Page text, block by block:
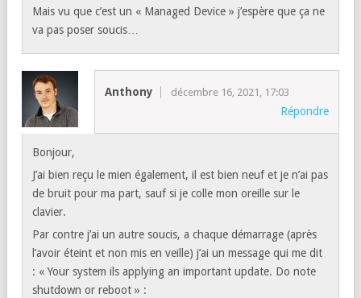
Mais vu que c’est un « Managed Device » j’espère que ça ne
va pas poser soucis…
Anthony décembre 16, 2021, 17:03
Répondre
Bonjour,
J’ai bien reçu le mien également, il est bien neuf et je n’ai pas
de bruit pour ma part, sauf si je colle mon oreille sur le
clavier.
Par contre j’ai un autre soucis, a chaque démarrage (après
l’avoir éteint et non mis en veille) j’ai un message qui me dit
: « Your system ils applying an important update. Do note
shutdown or reboot » :